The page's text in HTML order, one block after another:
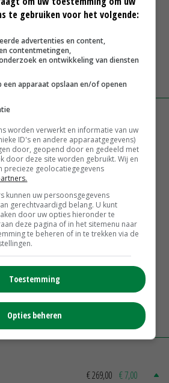
Natura 2000 waterwinning
'Maatregelen Wierdense Veld zijn
Wierdense Veld in het ongelijk
tegen Natura 2000 Wierdense Veld
Wierdense Veld moet 'open en eerlijk'
€ 269,00 € 7,00
te gebruiken voor het volgende:
advertenties en content,
contentmetingen,
en ontwikkeling van diensten
apparaat opslaan en/of openen
worden verwerkt en informatie van uw
ID's en andere apparaatgegevens)
door, geopend door en gedeeld met
door deze site worden gebruikt. Wij en
precieze geolocatiegegevens
kunnen uw persoonsgegevens
gerechtvaardigd belang. U kunt
door uw opties hieronder te
deze pagina of in het sitemenu naar
te beheren of in te trekken via de
Toestemming
Opties beheren